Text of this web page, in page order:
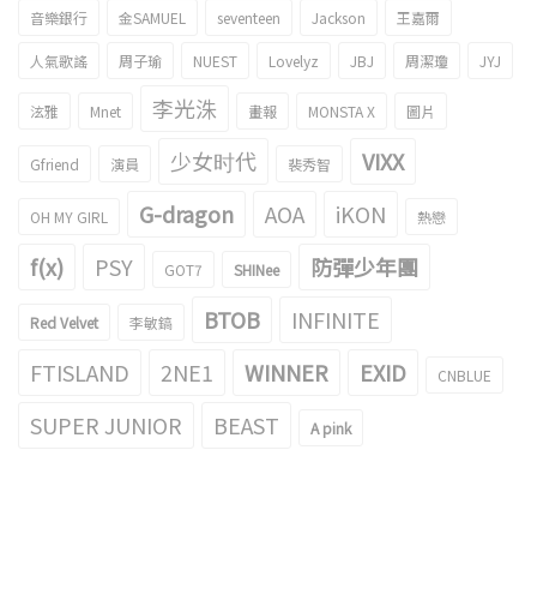
音樂銀行 金SAMUEL seventeen Jackson 王嘉爾
人氣歌謠 周子瑜 NUEST Lovelyz JBJ 周潔瓊 JYJ
泫雅 Mnet 李光洙 畫報 MONSTA X 圖片
Gfriend 演員 少女时代 裴秀智 VIXX
OH MY GIRL G-dragon AOA iKON 熱戀
f(x) PSY GOT7 SHINee 防彈少年團
Red Velvet 李敏鎬 BTOB
INFINITE
FTISLAND
2NE1 WINNER EXID CNBLUE
SUPER JUNIOR BEAST A pink